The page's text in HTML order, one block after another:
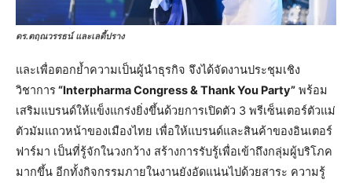
ดร.ตฤณวรรธน์ และเลดี้ปราง
และเพื่อตอกย้ำความเป็นผู้นำธุรกิจ จึงได้จัดงานประชุมเชิง
วิชาการ“Interpharma Congress & Thank You Party” พร้อม
เสริมแบรนด์ให้แข็งแกร่งยิ่งขึ้นด้วยการเปิดตัว 3 พรีเซ็นเตอร์ตัวแม่
ตัวมัมแถวหน้าของเมืองไทย เพื่อให้แบรนด์และสินค้าของอินเตอร์
ฟาร์มา เป็นที่รู้จักในวงกว้าง สร้างการรับรู้เพื่อเข้าถึงกลุ่มผู้บริโภค
มากขึ้น อีกทั้งกิจกรรมภายในงานยังอัดแน่นไปด้วยสาระ ความรู้